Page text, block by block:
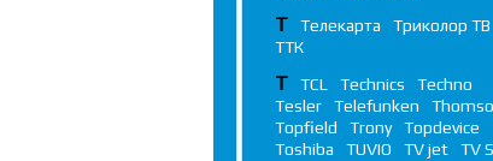
Т Телекарта
Триколор ТВ
ТТК
T TCL Technics
Techno
Tesler
Telefunken
Topfield
Trony
Topdevice
Toshiba
TUVIO TV jet TV